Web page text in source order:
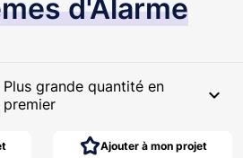
d'Alarme
Plus grande quantité en
premier
expand_more
Ajouter à mon projet